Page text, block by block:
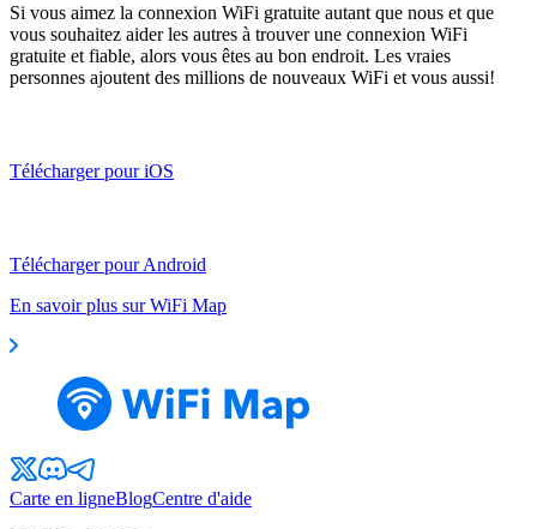
Si vous aimez la connexion WiFi gratuite autant que nous et que
vous souhaitez aider les autres à trouver une connexion WiFi
gratuite et fiable, alors vous êtes au bon endroit. Les vraies
personnes ajoutent des millions de nouveaux WiFi et vous aussi!
Télécharger pour iOS
Télécharger pour Android
En savoir plus sur WiFi Map
Carte en ligneBlogCentre d'aide